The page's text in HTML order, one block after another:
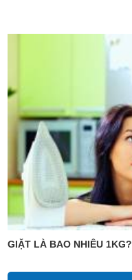
GIẶT LÀ BAO NHIÊU 1KG?